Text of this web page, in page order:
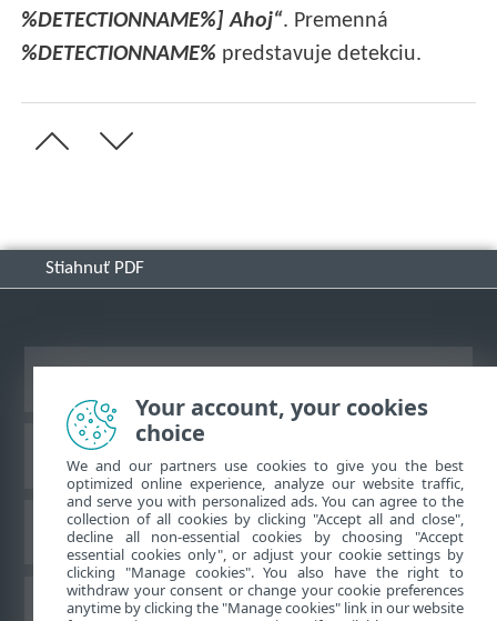
%DETECTIONNAME%] Ahoj“. Premenná
%DETECTIONNAME% predstavuje detekciu.
Stiahnuť PDF
Databáza znalostí ESET
ESET Fórum
Technická podpora
Your account, your cookies
choice
We and our partners use cookies to give you the best
optimized online experience, analyze our website traffic,
and serve you with personalized ads. You can agree to the
collection of all cookies by clicking "Accept all and close",
decline all non-essential cookies by choosing "Accept
essential cookies only", or adjust your cookie settings by
clicking "Manage cookies". You also have the right to
withdraw your consent or change your cookie preferences
anytime by clicking the "Manage cookies" link in our website